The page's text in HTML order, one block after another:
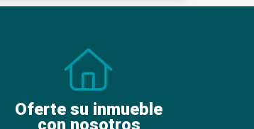
Oferte su inmueble
con nosotros